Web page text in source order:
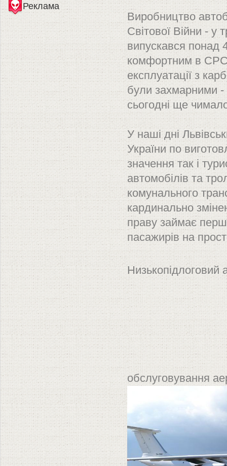
Виробництво
Світової Війни - у
випускався понад
комфортним в
експлуатації з
були захмарними -
сьогодні ще
У наші дні
України по
значення так і
автомобілів та
комунального
кардинально
праву займає
пасажирів на
Низькопідлоговий
обслуговування
Реклама